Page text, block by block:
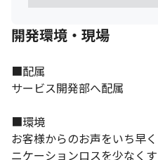
開発環境・現場
■配属
サービス開発部へ配属
■環境
お客様からのお声をいち早
ニケーションロスを少なく